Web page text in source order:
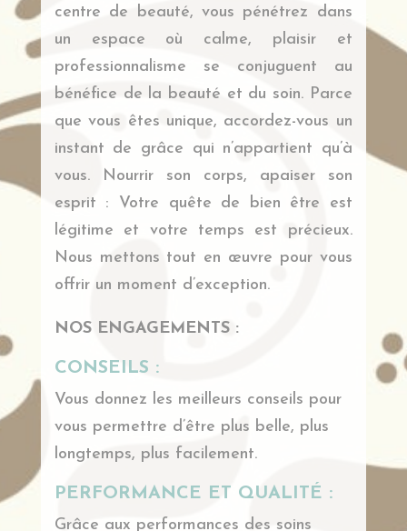
centre de beauté, vous pénétrez dans
un espace où calme, plaisir et
professionnalisme se conjuguent au
bénéfice de la beauté et du soin. Parce
que vous êtes unique, accordez-vous un
instant de grâce qui n’appartient qu’à
vous. Nourrir son corps, apaiser son
esprit : Votre quête de bien être est
légitime et votre temps est précieux.
Nous mettons tout en œuvre pour vous
offrir un moment d’exception.
NOS ENGAGEMENTS :
CONSEILS :
Vous donnez les meilleurs conseils pour
vous permettre d’être plus belle, plus
longtemps, plus facilement.
PERFORMANCE ET QUALITÉ :
Grâce aux performances des soins